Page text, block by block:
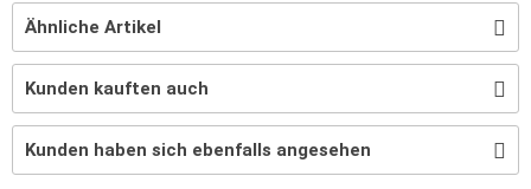
Ähnliche Artikel
Kunden kauften auch
Kunden haben sich ebenfalls angesehen